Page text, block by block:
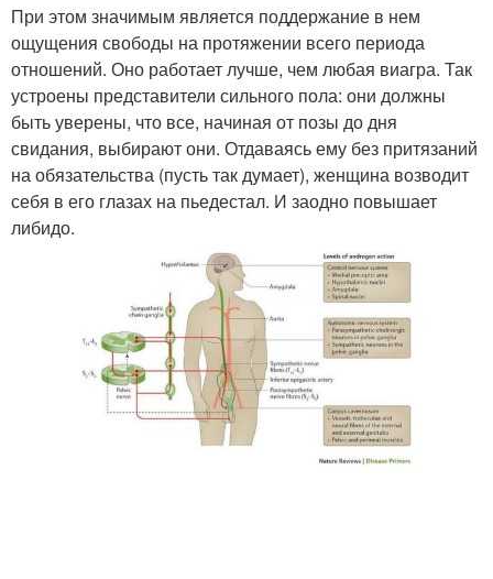
При этом значимым является поддержание в нем
ощущения свободы на протяжении всего периода
отношений. Оно работает лучше, чем любая виагра. Так
устроены представители сильного пола: они должны
быть уверены, что все, начиная от позы до дня
свидания, выбирают они. Отдаваясь ему без притязаний
на обязательства (пусть так думает), женщина возводит
себя в его глазах на пьедестал. И заодно повышает
либидо.